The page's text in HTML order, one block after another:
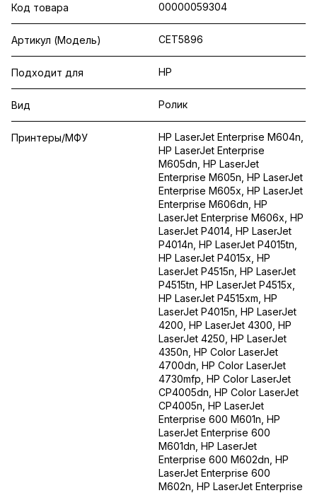
Код товара 00000059304
Артикул (Модель) CET5896
Подходит для HP
Вид Ролик
Принтеры/МФУ
HP LaserJet Enterprise M604n,
HP LaserJet Enterprise
M605dn, HP LaserJet
Enterprise M605n, HP LaserJet
Enterprise M605x, HP LaserJet
Enterprise M606dn, HP
LaserJet Enterprise M606x, HP
LaserJet P4014, HP LaserJet
P4014n, HP LaserJet P4015tn,
HP LaserJet P4015x, HP
LaserJet P4515n, HP LaserJet
P4515tn, HP LaserJet P4515x,
HP LaserJet P4515xm, HP
LaserJet P4015n, HP LaserJet
4200, HP LaserJet 4300, HP
LaserJet 4250, HP LaserJet
4350n, HP Color LaserJet
4700dn, HP Color LaserJet
4730mfp, HP Color LaserJet
CP4005dn, HP Color LaserJet
CP4005n, HP LaserJet
Enterprise 600 M601n, HP
LaserJet Enterprise 600
M601dn, HP LaserJet
Enterprise 600 M602dn, HP
LaserJet Enterprise 600
M602n, HP LaserJet Enterprise